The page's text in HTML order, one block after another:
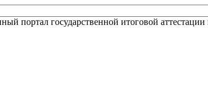
портал государственной итоговой